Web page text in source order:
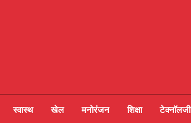
स्वास्थ खेल मनोरंजन शिक्षा टेक्नॉलजी